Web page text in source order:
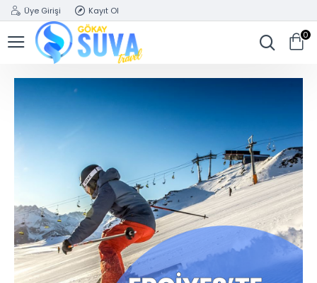
Üye Girişi Kayıt Ol
0